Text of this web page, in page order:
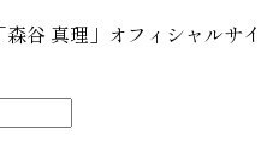
谷 真理」オフィシャルサ